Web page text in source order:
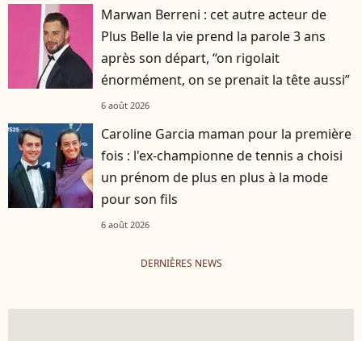
Marwan Berreni : cet autre acteur de
Plus Belle la vie prend la parole 3 ans
après son départ, “on rigolait
énormément, on se prenait la tête aussi”
6 août 2026
Caroline Garcia maman pour la première
fois : l'ex-championne de tennis a choisi
un prénom de plus en plus à la mode
pour son fils
6 août 2026
DERNIÈRES NEWS